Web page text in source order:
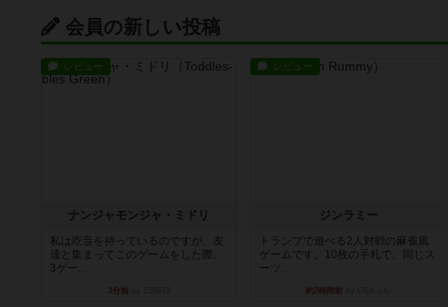
会員の新しい投稿
レビュー
ナンジャモンジャ・ミドリ
私は吃音を持っているのですが、友
達と集まってこのゲームをした際、
3ゲー...
3分前
レビュー
ジンラミー
トランプで遊べる2人対戦の麻雀風
ゲームです。10枚の手札で、同じス
ーツ...
約2時間前